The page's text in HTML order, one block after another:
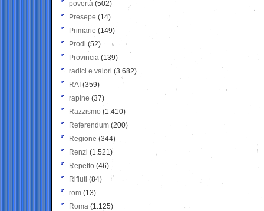
povertà (502)
Presepe (14)
Primarie (149)
Prodi (52)
Provincia (139)
radici e valori (3.682)
RAI (359)
rapine (37)
Razzismo (1.410)
Referendum (200)
Regione (344)
Renzi (1.521)
Repetto (46)
Rifiuti (84)
rom (13)
Roma (1.125)